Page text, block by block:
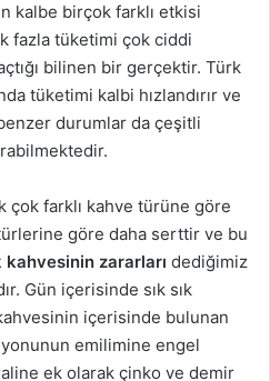
kalbe birçok farklı etkisi
fazla tüketimi çok ciddi
bilinen bir gerçektir. Türk
tüketimi kalbi hızlandırır ve
durumlar da çeşitli
çok farklı kahve türüne göre
göre daha serttir ve bu
kahvesinin zararları dediğimiz
Gün içerisinde sık sık
içerisinde bulunan
emilimine engel
ek olarak çinko ve demir